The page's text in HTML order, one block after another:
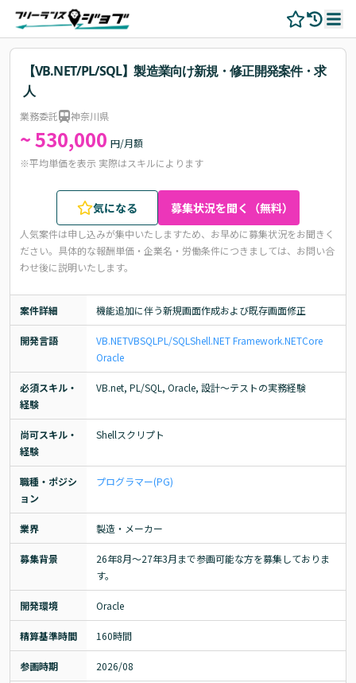
【VB.NET/PL/SQL】製造業向け新規・修正開発案件・求
人
業務委託 神奈川県
~ 530,000 円/月額
※平均単価を表示 実際はスキルによります
気になる 募集状況を聞く（無料）
人気案件は申し込みが集中いたしますため、お早めに募集状況をお聞きく
ださい。 具体的な報酬単価・企業名・労働条件につきましては、お問い合
わせ後に説明いたします。
案件詳細 機能追加に伴う新規画面作成および既存画面修正
開発言語 VB.NETVBSQL PL/SQL Shell.NET Framework.NETCore
Oracle
必須スキル・
経験
VB.net, PL/SQL, Oracle, 設計～テストの実務経験
尚可スキル・
経験
Shellスクリプト
職種・ポジシ
ョン
プログラマー(PG)
業界 製造・メーカー
募集背景
26年8月～27年3月まで参画可能な方を募集しておりま
す。
開発環境 Oracle
精算基準時間 160時間
参画時期 2026/08